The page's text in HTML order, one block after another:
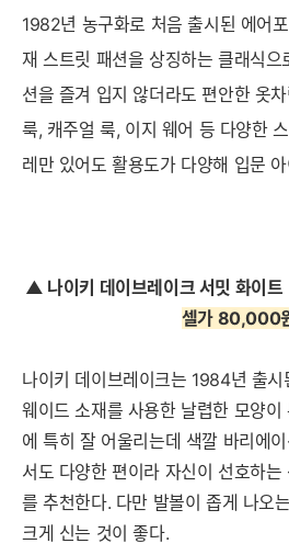
1982년 농구화로 처음 출시된 에어
재 스트릿 패션을 상징하는 클래식으
션을 즐겨 입지 않더라도 편안한 옷
룩, 캐주얼 룩, 이지 웨어 등 다양한
레만 있어도 활용도가 다양해 입문
▲ 나이키 데이브레이크 서밋 화이트
셀가 80,000
나이키 데이브레이크는 1984년 출
웨이드 소재를 사용한 날렵한 모양
에 특히 잘 어울리는데 색깔 바리에
서도 다양한 편이라 자신이 선호하
를 추천한다. 다만 발볼이 좁게 나오
크게 신는 것이 좋다.